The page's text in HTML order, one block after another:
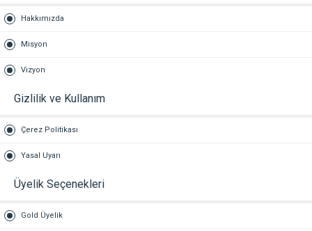
Hakkımızda
Misyon
Vizyon
Gizlilik ve Kullanım
Çerez Politikası
Yasal Uyarı
Üyelik Seçenekleri
Gold Üyelik